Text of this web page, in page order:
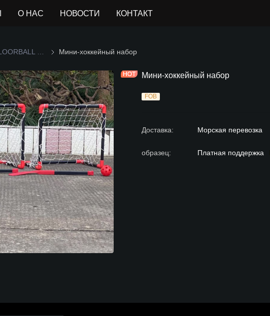
О НАС НОВОСТИ КОНТАКТ
HOCKEY&FLOORBALL SET
Мини-хоккейный набор
Мини-хоккейный набор
FOB
Доставка: Морская перевозка
образец: Платная поддержка